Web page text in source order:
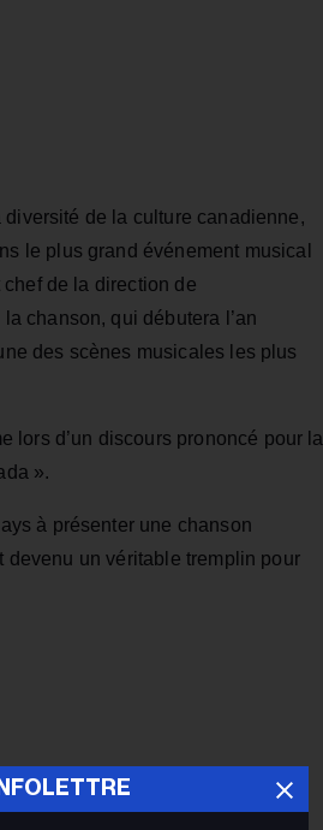
de la culture canadienne,
le plus grand événement musical
de la direction de
chanson, qui débutera l’an
des scènes musicales les plus
lors d’un discours prononcé pour la
».
à présenter une chanson
devenu un véritable tremplin pour
INFOLETTRE